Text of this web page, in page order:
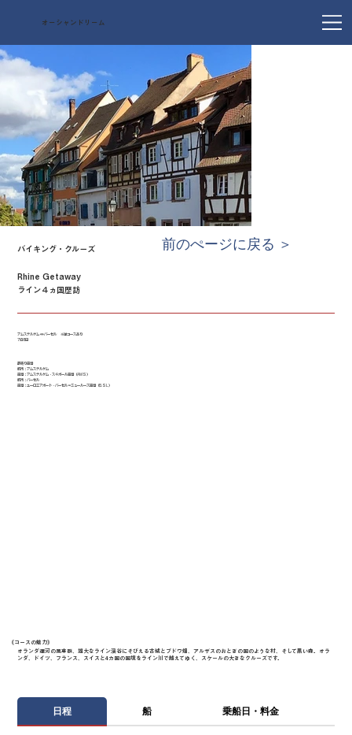
オーシャンドリーム
《​コースの魅力》
オランダ運河の風車群、雄大なライン渓谷にそびえる古城とブドウ畑、アルザスのおとぎの国のような村、そして黒い森。オラ
ンダ、ドイツ、フランス、スイスと4カ国の国境をライン川で越えてゆく、スケールの大きなクルーズです。
日程 船 乗船日・料金
バイキング・クルーズ
Rhine Getaway
ライン４ヵ国歴訪
アムステルダム ⇔ バーゼル ※逆コースあり
7泊8日
最寄り空港
都市：アムステルダム
空港：アムステルダム・スキポール空港（AMS）
都市：バーゼル
空港：ユーロエアポート・バーゼル＝ミュールーズ空港（BSL）
前のぺージに戻る ＞